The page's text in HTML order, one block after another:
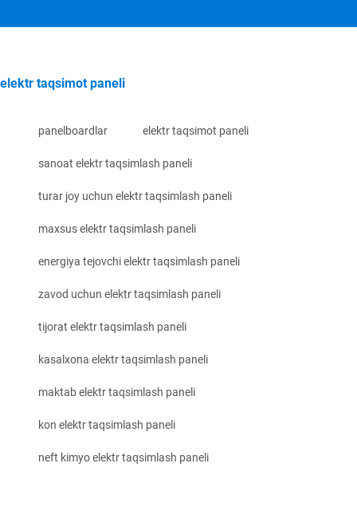
elektr taqsimot paneli
panelboardlar elektr taqsimot paneli
sanoat elektr taqsimlash paneli
turar joy uchun elektr taqsimlash paneli
maxsus elektr taqsimlash paneli
energiya tejovchi elektr taqsimlash paneli
zavod uchun elektr taqsimlash paneli
tijorat elektr taqsimlash paneli
kasalxona elektr taqsimlash paneli
maktab elektr taqsimlash paneli
kon elektr taqsimlash paneli
neft kimyo elektr taqsimlash paneli